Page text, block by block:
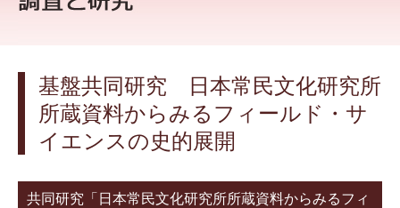
基盤共同研究 日本常民文化研究所
所蔵資料からみるフィールド・サ
イエンスの史的展開
共同研究「日本常民文化研究所所蔵資料からみるフィ